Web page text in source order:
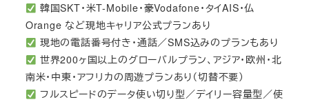
韓国SKT・米T-Mobile・豪Vodafone・タイAIS・仏
Orange など現地キャリア公式プランあり
現地の電話番号付き・通話／SMS込みのプランもあり
世界200ヶ国以上のグローバルプラン、アジア・欧州・北
南米・中東・アフリカの周遊プランあり（切替不要）
フルスピードのデータ使い切り型／デイリー容量型／使